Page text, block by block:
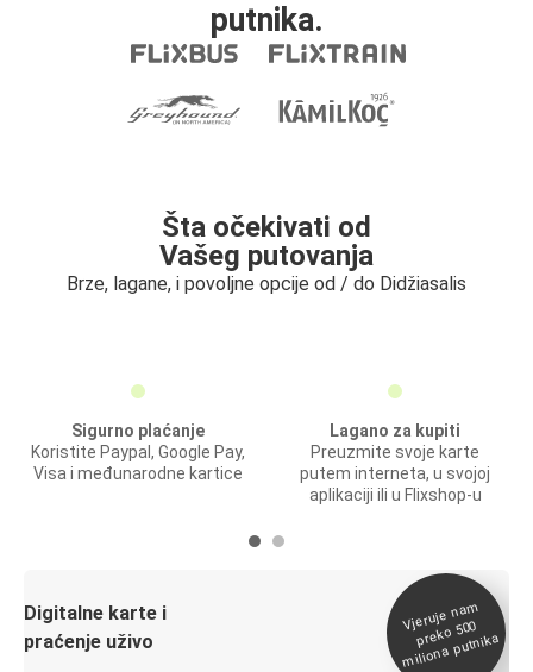
putnika.
Šta očekivati od
Vašeg putovanja
Brze, lagane, i povoljne opcije od / do Didžiasalis
Sigurno plaćanje
Koristite Paypal, Google Pay,
Visa i međunarodne kartice
Lagano za kupiti
Preuzmite svoje karte
putem interneta, u svojoj
aplikaciji ili u Flixshop-u
Digitalne karte i
praćenje uživo
Vjeruje na
m
preko 500
miliona putnika